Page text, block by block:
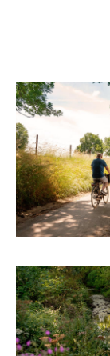
ook langs de
QR-codes op
Ook een
ontdekken?
Lus. Of
manier met
Naast de
verkrijgbaar
vestigingen.
over de
afstaptips.